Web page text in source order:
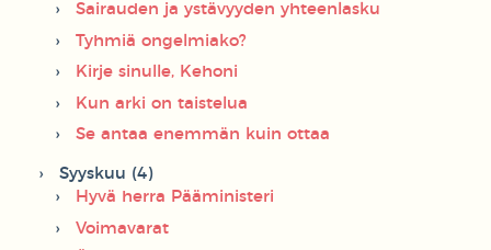
Sairauden ja ystävyyden yhteenlasku
Tyhmiä ongelmiako?
Kirje sinulle, Kehoni
Kun arki on taistelua
Se antaa enemmän kuin ottaa
Syyskuu (4)
Hyvä herra Pääministeri
Voimavarat